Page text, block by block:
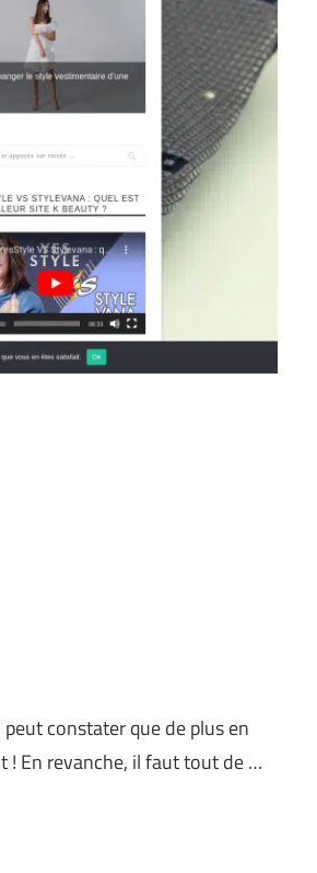
constater que de plus en
! En revanche, il faut tout de …